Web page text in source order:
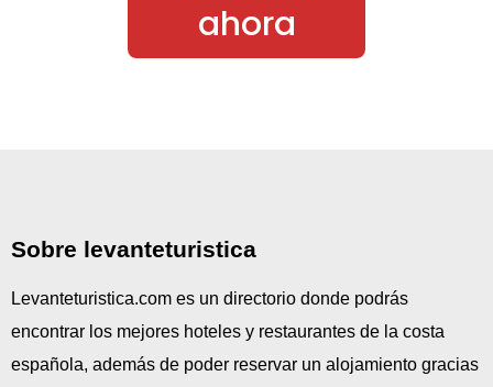
ahora
Sobre levanteturistica
Levanteturistica.com es un directorio donde podrás
encontrar los mejores hoteles y restaurantes de la costa
española, además de poder reservar un alojamiento gracias